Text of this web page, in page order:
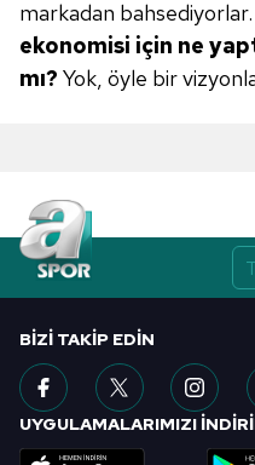
almak için lütfen
markadan bahsediyorlar.
ekonomisi için ne
mı? Yok, öyle bir
BIZI TAKIP EDIN
UYGULAMALARIMIZI